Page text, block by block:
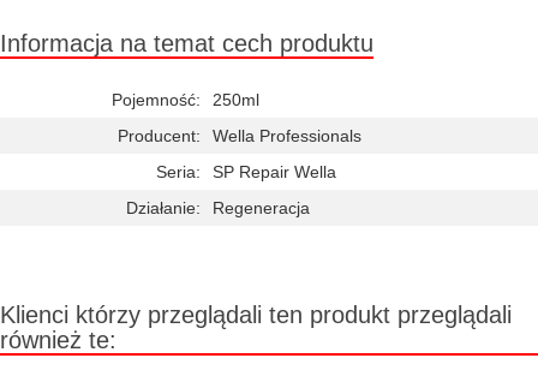
Informacja na temat cech produktu
Pojemność:
250ml
Producent:
Wella Professionals
Seria:
SP Repair Wella
Działanie:
Regeneracja
Klienci którzy przeglądali ten produkt przeglądali
również te: